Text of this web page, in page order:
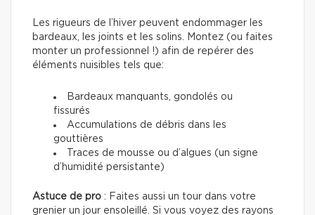
Les rigueurs de l’hiver peuvent endommager les
bardeaux, les joints et les solins. Montez (ou faites
monter un professionnel !) afin de repérer des
éléments nuisibles tels que:
Bardeaux manquants, gondolés ou
fissurés
Accumulations de débris dans les
gouttières
Traces de mousse ou d’algues (un signe
d’humidité persistante)
Astuce de pro : Faites aussi un tour dans votre
grenier un jour ensoleillé. Si vous voyez des rayons